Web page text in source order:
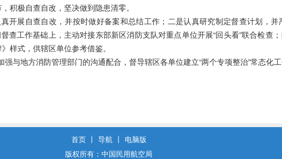
积极自查自改，坚决做到隐患清零。
开展自查自改，并按时做好备案和总结工作； 二是认真研究制定督查计划，并
查工作基础上，主动对接东部新区消防支队对重点单位开展“回头看”联合检查；
样式，供辖区单位参考借鉴。
与地方消防管理部门的沟通配合，督导辖区各单位建立“两个专项整治”常态化
首页 丨 导航 丨
电脑版
版权所有：中国民用航空局